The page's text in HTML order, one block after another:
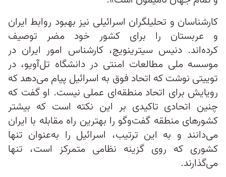
کارشناسان و تحلیلگران اسرائیلی نیز بهبود روابط ایران
و عربستان را برای کشور خود مضر توصیف
کرده‌اند. دنیس سیترینویچ، کارشناس امور ایران در
موسسه ملی مطالعات امنتی در دانشگاه تل‌آویو، در
توییتی نوشت که اتحاد فوق به اسرائیل پیام می‌دهد که
رویایش برای اتحاد منطقه‌ای عملی نیست. او گفت که
چنین اتحادی تاکیدی بر این نکته است که بیشتر
کشورهای منطقه گفت‌وگو را بهترین راه مقابله با ایران
می‌دانند و به این ترتیب، اسرائیل را به‌عنوان تنها
کشوری که روی گزینه نظامی متمرکز است، تنها
می‌گذارند.